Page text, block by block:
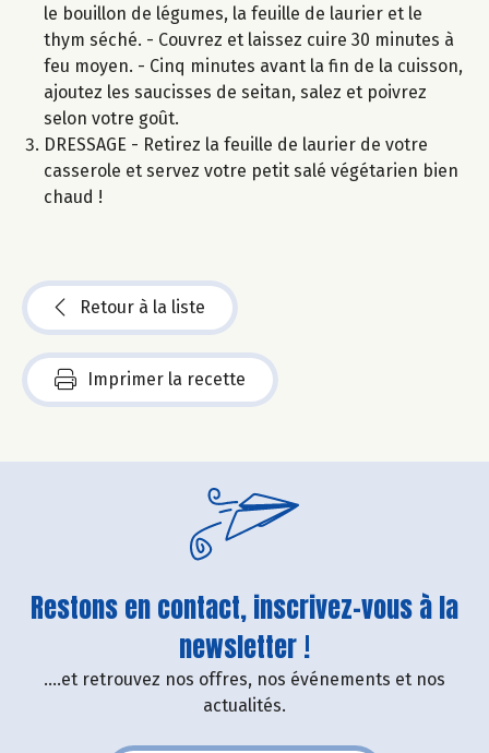
le bouillon de légumes, la feuille de laurier et le
thym séché. - Couvrez et laissez cuire 30 minutes à
feu moyen. - Cinq minutes avant la fin de la cuisson,
ajoutez les saucisses de seitan, salez et poivrez
selon votre goût.
DRESSAGE - Retirez la feuille de laurier de votre
casserole et servez votre petit salé végétarien bien
chaud !
Retour à la liste
Imprimer la recette
Restons en contact, inscrivez-vous à la
newsletter !
....et retrouvez nos offres, nos événements et nos
actualités.